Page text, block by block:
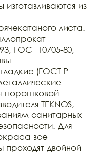
из
листа.
ГОСТ 10705-80,
(ГОСТ Р
порошковой
TEKNOS,
санитарных
Для
все
проходят двойной